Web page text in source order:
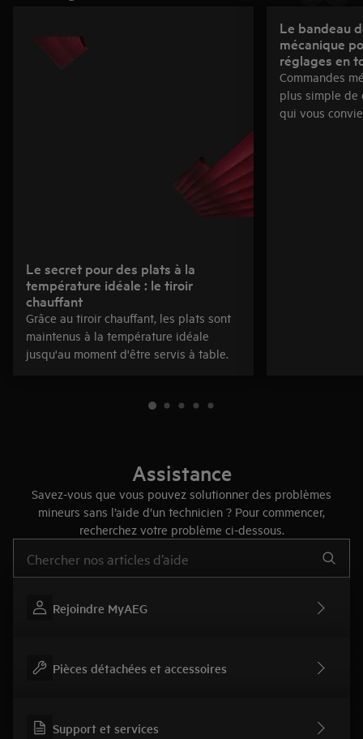
Le secret pour des plats à la
température idéale : le tiroir
chauffant
Grâce au tiroir chauffant, les plats sont
maintenus à la température idéale
jusqu'au moment d'être servis à table.
Le bandeau
mécanique
réglages en
Commandes
plus simple de
qui vous
Assistance
Savez-vous que vous pouvez solutionner des problèmes
mineurs sans l’aide d’un technicien ? Pour commencer,
recherchez votre problème ci-dessous.
Rejoindre MyAEG
Pièces détachées et accessoires
Support et services